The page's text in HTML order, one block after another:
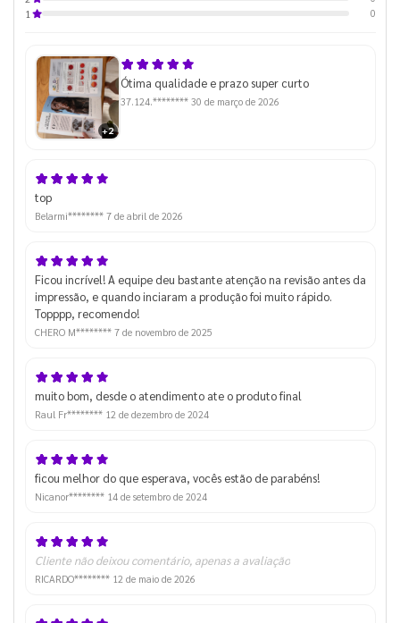
1
0
+2
Ótima qualidade e prazo super curto
37.124.******** 30 de março de 2026
top
Belarmi******** 7 de abril de 2026
Ficou incrível! A equipe deu bastante atenção na revisão antes da
impressão, e quando inciaram a produção foi muito rápido.
Topppp, recomendo!
CHERO M******** 7 de novembro de 2025
muito bom, desde o atendimento ate o produto final
Raul Fr******** 12 de dezembro de 2024
ficou melhor do que esperava, vocês estão de parabéns!
Nicanor******** 14 de setembro de 2024
Cliente não deixou comentário, apenas a avaliação
RICARDO******** 12 de maio de 2026